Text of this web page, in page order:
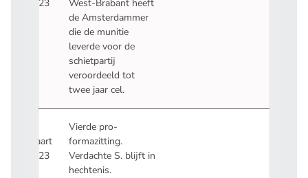
2023
West-Brabant heeft
de Amsterdammer
die de munitie
leverde voor de
schietpartij
veroordeeld tot
twee jaar cel.
maart
2023
Vierde pro-
formazitting.
Verdachte S. blijft in
hechtenis.